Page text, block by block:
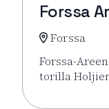
Forssa
Forssa
Forssa-
torilla